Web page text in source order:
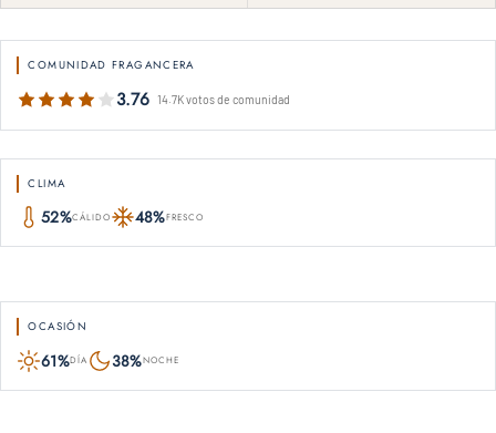
COMUNIDAD FRAGANCERA
3.76 14.7K votos de comunidad
CLIMA
52%CÁLIDO 48%FRESCO
OCASIÓN
61%DÍA 38%NOCHE